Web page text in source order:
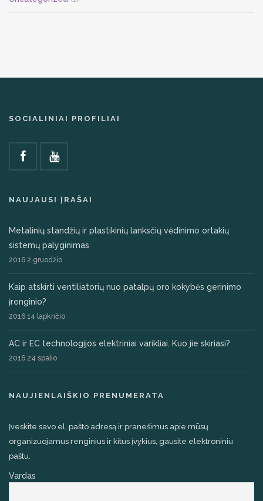
SOCIALINIAI PROFILIAI
NAUJAUSI ĮRAŠAI
Metalinių standžių ir plastikinių lanksčių vėdinimo ortakių
sistemų palyginimas
2016 2 gruodžio
Kaip atskirti ventiliatorių nuo patalpų oro kokybės gerinimo
įrenginio?
2016 14 lapkričio
AC ir EC technologijos elektriniai varikliai. Kuo jie skiriasi?
2016 24 spalio
NAUJIENLAIŠKIO PRENUMERATA
Įveskite savo el. pašto adresą ir pranešimus apie mūsų
organizuojamus renginius ir kitus įvykius, gausite elektroniniu
paštu.
Vardas